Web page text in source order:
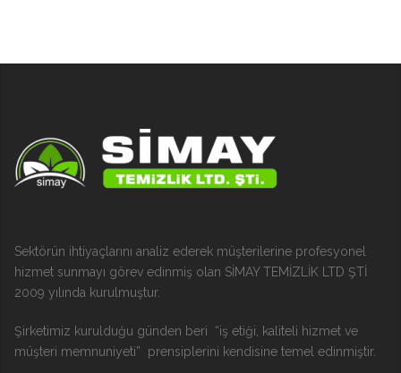
Sektörün ihtiyaçlarını analiz ederek müşterilerine profesyonel
hizmet sunmayı görev edinmiş olan SİMAY TEMİZLİK LTD ŞTİ
2009 yılında kurulmuştur.
Şirketimiz kurulduğu günden beri “iş etiği, kaliteli hizmet ve
müşteri memnuniyeti” prensiplerini kendisine temel edinmiştir.